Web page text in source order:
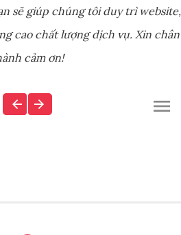
sẽ giúp chúng tôi duy trì website,
cao chất lượng dịch vụ. Xin chân
cảm ơn!